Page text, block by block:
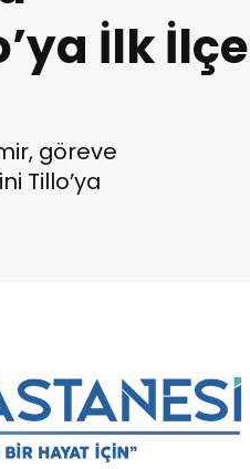
İlk İlçe
göreve
Tillo’ya